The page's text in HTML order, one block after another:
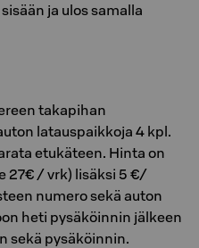
ja ulos samalla
takapihan
latauspaikkoja 4 kpl.
etukäteen. Hinta on
27€ / vrk) lisäksi 5 €/
numero sekä auton
heti pysäköinnin jälkeen
sekä pysäköinnin.